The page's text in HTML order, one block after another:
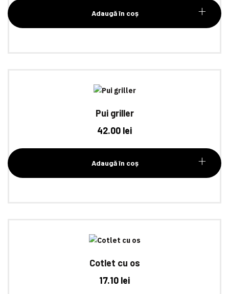
Adaugă în coș
Pui griller
42.00 lei
Adaugă în coș
Cotlet cu os
17.10 lei